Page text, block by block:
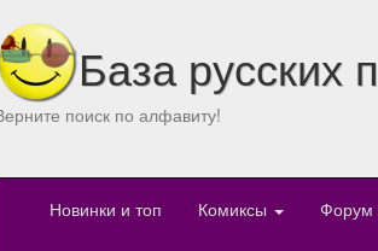
База русских
поиск по алфавиту!
Новинки и топ Комиксы Форум